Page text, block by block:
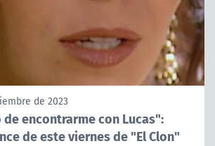
de 2023
encontrarme con Lucas":
de este viernes de "El Clon"